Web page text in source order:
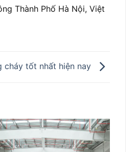
Thành Phố Hà Nội, Việt
cháy tốt nhất hiện nay